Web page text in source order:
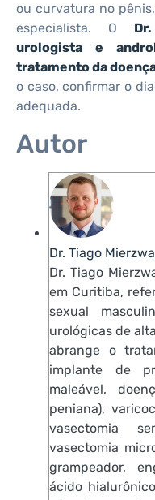
ou curvatura no
especialista. O
urologista e
tratamento da
o caso, confirmar o
adequada.
Autor
Dr. Tiago Mierzwa
Dr. Tiago
em Curitiba,
sexual
urológicas de
abrange o
implante de
maleável,
peniana),
vasectomia
vasectomia
grampeador,
ácido